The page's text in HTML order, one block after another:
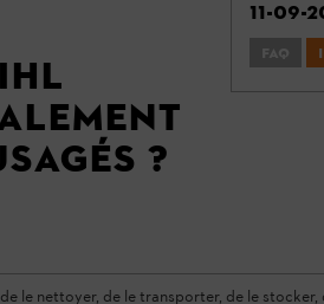
?
11-09-
FAQ
le nettoyer, de le transporter, de le stocker,